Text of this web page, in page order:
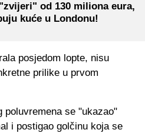
od 130 miliona eura,
kuće u Londonu!
posjedom lopte, nisu
prilike u prvom
poluvremena se "ukazao"
i postigao golčinu koja se